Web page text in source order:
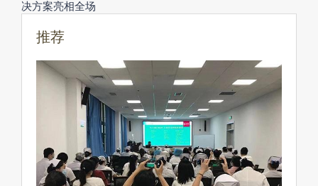
决方案亮相全场
推荐